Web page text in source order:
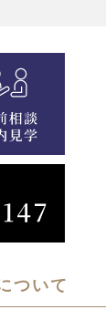
ついて